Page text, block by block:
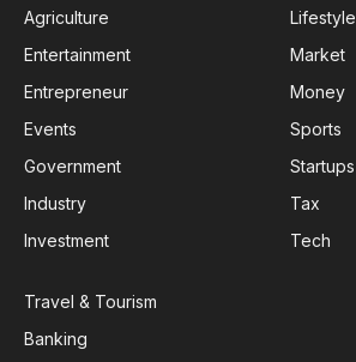
Agriculture
Entertainment
Entrepreneur
Events
Government
Industry
Investment
Lifestyle
Market
Money
Sports
Startups
Tax
Tech
Travel & Tourism
Banking